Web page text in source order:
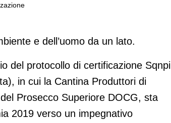
Sqnpi e alla
e dell’uomo da un lato.
del protocollo di certificazione Sqnpi
in cui la Cantina Produttori di
Prosecco Superiore DOCG, sta
2019 verso un impegnativo